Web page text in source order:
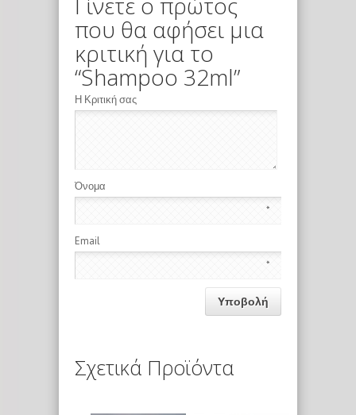
που θα αφήσει μια
κριτική για το
“Shampoo 32ml”
Η Κριτική σας
Όνομα
*
Email
*
Σχετικά Προϊόντα